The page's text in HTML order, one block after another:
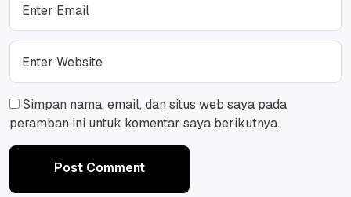
Simpan nama, email, dan situs web saya pada
peramban ini untuk komentar saya berikutnya.
Post Comment